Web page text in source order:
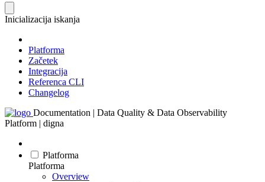
Inicializacija iskanja
Platforma
Začetek
Integracija
Referenca CLI
Changelog
Documentation | Data Quality & Data Observability
Platform | digna
Platforma
Platforma
Overview